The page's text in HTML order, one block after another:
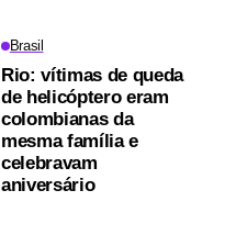
Brasil
Rio: vítimas de queda
de helicóptero eram
colombianas da
mesma família e
celebravam
aniversário